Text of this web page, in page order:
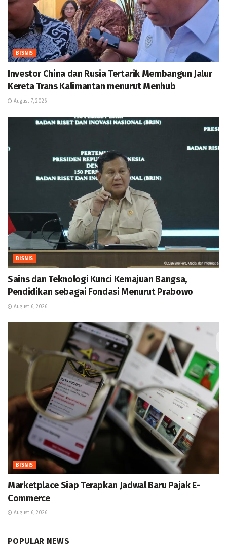
BISNIS
Investor China dan Rusia Tertarik Membangun Jalur
Kereta Trans Kalimantan menurut Menhub
August 7, 2026
BISNIS
Sains dan Teknologi Kunci Kemajuan Bangsa,
Pendidikan sebagai Fondasi Menurut Prabowo
August 6, 2026
BISNIS
Marketplace Siap Terapkan Jadwal Baru Pajak E-
Commerce
August 6, 2026
POPULAR NEWS